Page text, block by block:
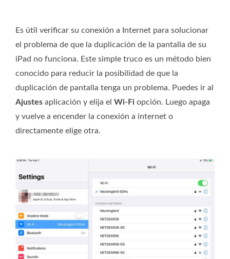
Es útil verificar su conexión a Internet para solucionar
el problema de que la duplicación de la pantalla de su
iPad no funciona. Este simple truco es un método bien
conocido para reducir la posibilidad de que la
duplicación de pantalla tenga un problema. Puedes ir al
Ajustes aplicación y elija el Wi-Fi opción. Luego apaga
y vuelve a encender la conexión a internet o
directamente elige otra.